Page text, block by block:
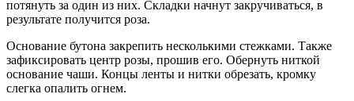
потянуть за один из них. Складки начнут закручиваться, в
результате получится роза.
Основание бутона закрепить несколькими стежками. Также
зафиксировать центр розы, прошив его. Обернуть ниткой
основание чаши. Концы ленты и нитки обрезать, кромку
слегка опалить огнем.